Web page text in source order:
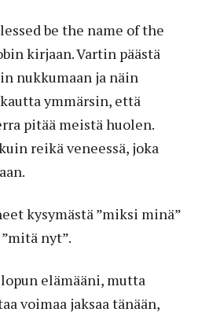
be the name of the
kirjaan. Vartin päästä
nukkumaan ja näin
ymmärsin, että
pitää meistä huolen.
reikä veneessä, joka
kysymästä ”miksi minä”
nyt”.
elämääni, mutta
voimaa jaksaa tänään,